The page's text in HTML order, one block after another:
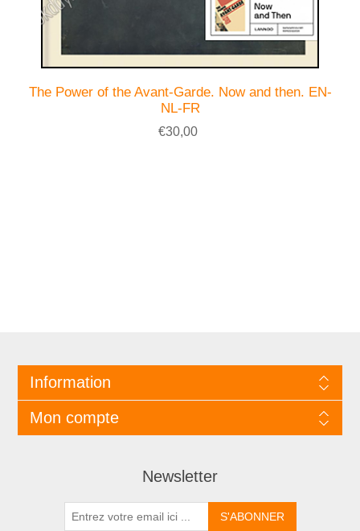
The Power of the Avant-Garde. Now and then. EN-
NL-FR
€30,00
Information
Mon compte
Newsletter